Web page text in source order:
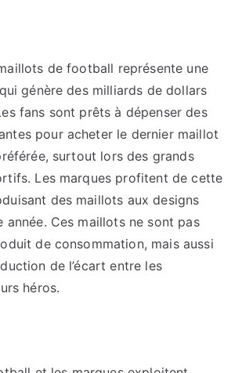
de football représente une
génère des milliards de dollars
fans sont prêts à dépenser des
pour acheter le dernier maillot
surtout lors des grands
Les marques profitent de cette
des maillots aux designs
année. Ces maillots ne sont pas
de consommation, mais aussi
de l’écart entre les
héros.